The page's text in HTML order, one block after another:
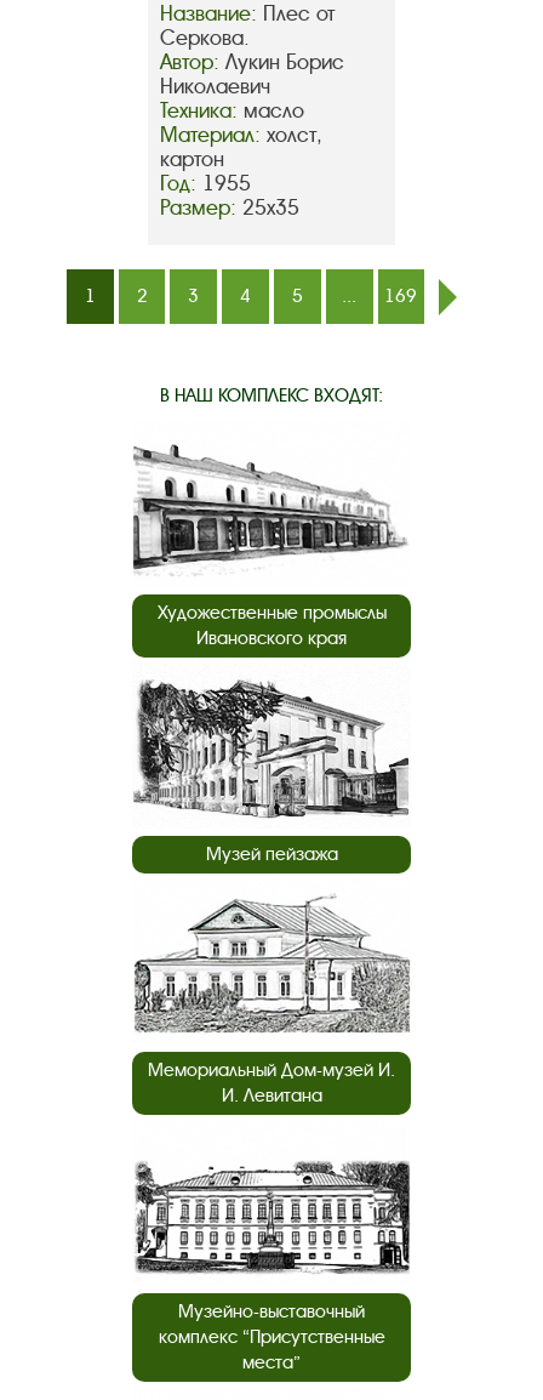
Название: Плес от
Серкова.
Автор: Лукин Борис
Николаевич
Техника: масло
Материал: холст,
картон
Год: 1955
Размер: 25х35
1 2 3 4 5 ...
169
В НАШ КОМПЛЕКС ВХОДЯТ:
Художественные промыслы
Ивановского края
Музей пейзажа
Мемориальный Дом-музей И.
И. Левитана
Музейно-выставочный
комплекс “Присутственные
места”